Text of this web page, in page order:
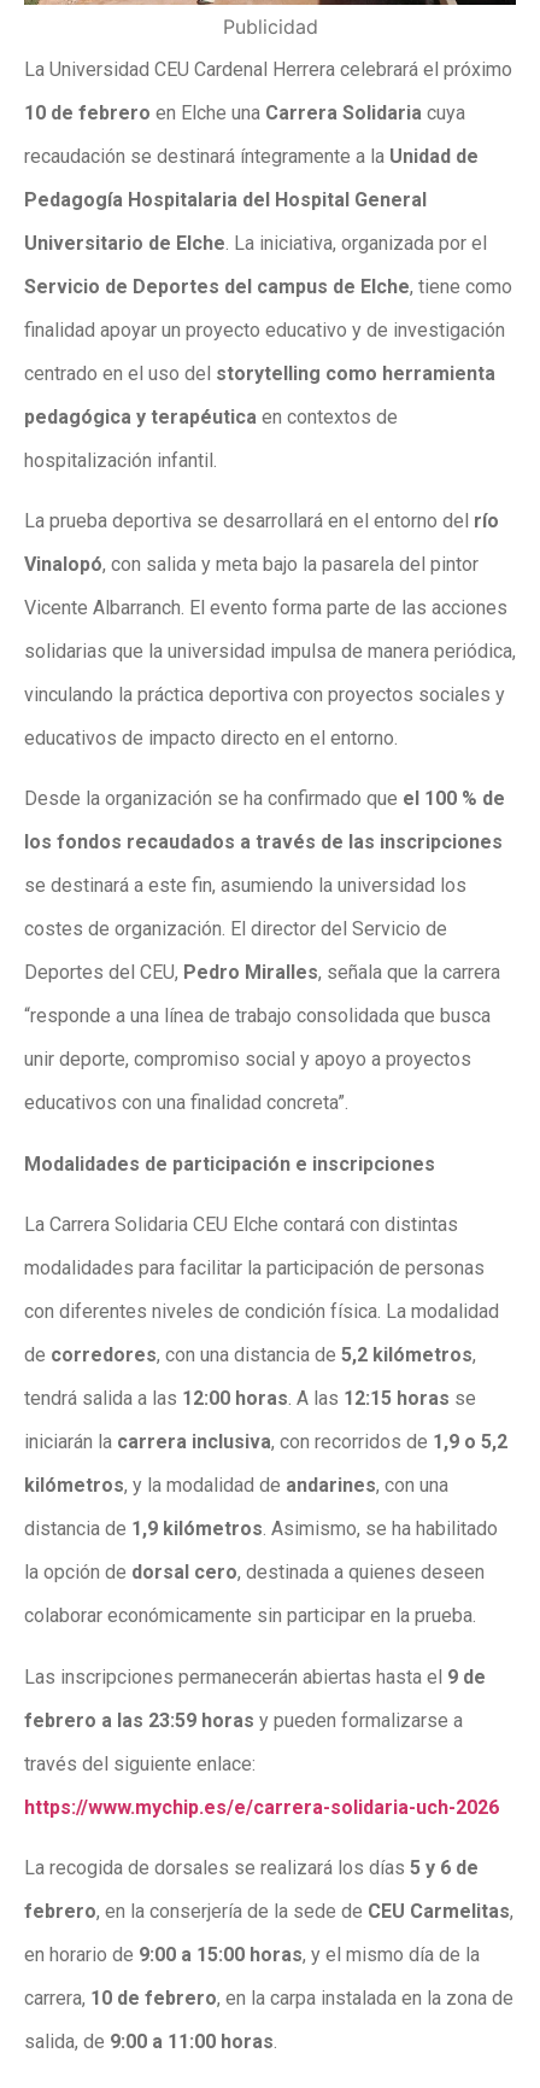
Publicidad
La Universidad CEU Cardenal Herrera celebrará el próximo
10 de febrero en Elche una Carrera Solidaria cuya
recaudación se destinará íntegramente a la Unidad de
Pedagogía Hospitalaria del Hospital General
Universitario de Elche . La iniciativa, organizada por el
Servicio de Deportes del campus de Elche, tiene como
finalidad apoyar un proyecto educativo y de investigación
centrado en el uso del storytelling como herramienta
pedagógica y terapéutica en contextos de
hospitalización infantil.
La prueba deportiva se desarrollará en el entorno del río
Vinalopó, con salida y meta bajo la pasarela del pintor
Vicente Albarranch. El evento forma parte de las acciones
solidarias que la universidad impulsa de manera periódica,
vinculando la práctica deportiva con proyectos sociales y
educativos de impacto directo en el entorno.
Desde la organización se ha confirmado que el 100 % de
los fondos recaudados a través de las inscripciones
se destinará a este fin, asumiendo la universidad los
costes de organización. El director del Servicio de
Deportes del CEU, Pedro Miralles, señala que la carrera
“responde a una línea de trabajo consolidada que busca
unir deporte, compromiso social y apoyo a proyectos
educativos con una finalidad concreta”.
Modalidades de participación e inscripciones
La Carrera Solidaria CEU Elche contará con distintas
modalidades para facilitar la participación de personas
con diferentes niveles de condición física. La modalidad
de corredores, con una distancia de 5,2 kilómetros,
tendrá salida a las 12:00 horas. A las 12:15 horas se
iniciarán la carrera inclusiva, con recorridos de 1,9 o 5,2
kilómetros, y la modalidad de andarines, con una
distancia de 1,9 kilómetros. Asimismo, se ha habilitado
la opción de dorsal cero, destinada a quienes deseen
colaborar económicamente sin participar en la prueba.
Las inscripciones permanecerán abiertas hasta el 9 de
febrero a las 23:59 horas y pueden formalizarse a
través del siguiente enlace:
https://www.mychip.es/e/carrera-solidaria-uch-2026
La recogida de dorsales se realizará los días 5 y 6 de
febrero, en la conserjería de la sede de CEU Carmelitas,
en horario de 9:00 a 15:00 horas, y el mismo día de la
carrera, 10 de febrero, en la carpa instalada en la zona de
salida, de 9:00 a 11:00 horas.